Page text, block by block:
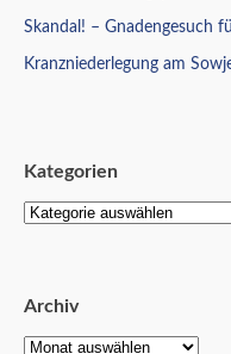
Skandal! – Gnadengesuch
Kranzniederlegung am
Kategorien
Archiv